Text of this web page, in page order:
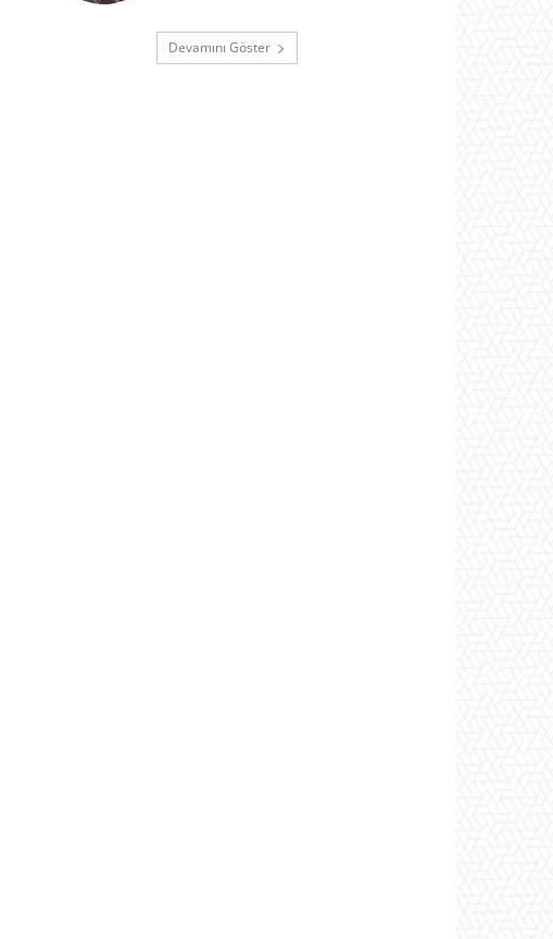
Devamını Göster